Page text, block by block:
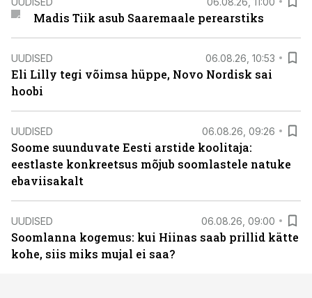
Madis Tiik asub Saaremaale perearstiks
UUDISED 06.08.26, 10:53
Eli Lilly tegi võimsa hüppe, Novo Nordisk sai
hoobi
UUDISED 06.08.26, 09:26
Soome suunduvate Eesti arstide koolitaja:
eestlaste konkreetsus mõjub soomlastele natuke
ebaviisakalt
UUDISED 06.08.26, 09:00
Soomlanna kogemus: kui Hiinas saab prillid kätte
kohe, siis miks mujal ei saa?